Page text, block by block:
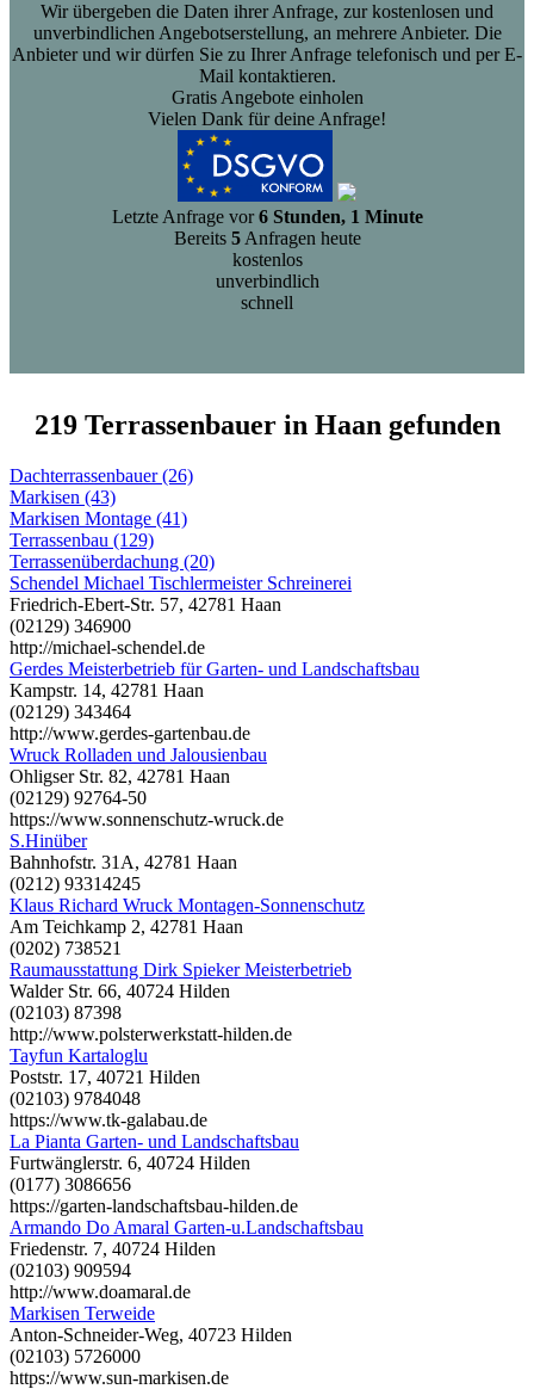
Wir übergeben die Daten ihrer Anfrage, zur kostenlosen und
unverbindlichen Angebotserstellung, an mehrere Anbieter. Die
Anbieter und wir dürfen Sie zu Ihrer Anfrage telefonisch und per E-
Mail kontaktieren.
Gratis Angebote einholen
Vielen Dank für deine Anfrage!
Letzte Anfrage vor6 Stunden, 1 Minute
Bereits 5Anfragen heute
kostenlos
unverbindlich
schnell
219 Terrassenbauer in Haan gefunden
Dachterrassenbauer (26)
Markisen (43)
Markisen Montage (41)
Terrassenbau (129)
Terrassenüberdachung (20)
Schendel Michael Tischlermeister Schreinerei
Friedrich-Ebert-Str. 57, 42781 Haan
(02129) 346900
http://michael-schendel.de
Gerdes Meisterbetrieb für Garten- und Landschaftsbau
Kampstr. 14, 42781 Haan
(02129) 343464
http://www.gerdes-gartenbau.de
Wruck Rolladen und Jalousienbau
Ohligser Str. 82, 42781 Haan
(02129) 92764-50
https://www.sonnenschutz-wruck.de
S.Hinüber
Bahnhofstr. 31A, 42781 Haan
(0212) 93314245
Klaus Richard Wruck Montagen-Sonnenschutz
Am Teichkamp 2, 42781 Haan
(0202) 738521
Raumausstattung Dirk Spieker Meisterbetrieb
Walder Str. 66, 40724 Hilden
(02103) 87398
http://www.polsterwerkstatt-hilden.de
Tayfun Kartaloglu
Poststr. 17, 40721 Hilden
(02103) 9784048
https://www.tk-galabau.de
La Pianta Garten- und Landschaftsbau
Furtwänglerstr. 6, 40724 Hilden
(0177) 3086656
https://garten-landschaftsbau-hilden.de
Armando Do Amaral Garten-u.Landschaftsbau
Friedenstr. 7, 40724 Hilden
(02103) 909594
http://www.doamaral.de
Markisen Terweide
Anton-Schneider-Weg, 40723 Hilden
(02103) 5726000
https://www.sun-markisen.de